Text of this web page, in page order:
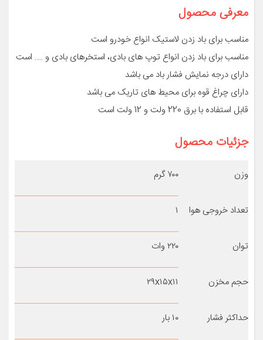
معرفی محصول
مناسب برای باد زدن لاستیک انواع خودرو است
مناسب برای باد زدن انواع توپ های بادی، استخرهای بادی و …. است
دارای درجه نمایش فشار باد می باشد
دارای چراغ قوه برای محیط های تاریک می باشد
قابل استفاده با برق 220 ولت و 12 ولت است
جزئیات محصول
وزن ۷۰۰ گرم
تعداد خروجی هوا ۱
توان ۲۲۰ وات
حجم مخزن ۲۹x۱۵x۱۱
حداکثر فشار ۱۰ بار